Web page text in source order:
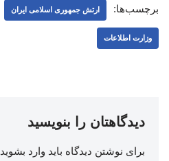
برچسب‌ها: ارتش جمهوری اسلامی ایران
وزارت اطلاعات
دیدگاهتان را بنویسید
برای نوشتن دیدگاه باید وارد بشوید